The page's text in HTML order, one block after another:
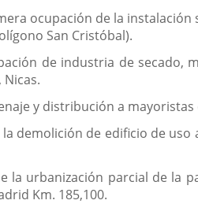
ocupación de la
San Cristóbal).
de industria de secado,
Nicas.
y distribución a mayoristas
demolición de edificio de
la urbanización parcial de la
Km. 185,100.